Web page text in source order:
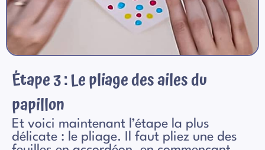
Étape 3 : Le pliage des ailes du
papillon
Et voici maintenant l’étape la plus
délicate : le pliage. Il faut pliez une des